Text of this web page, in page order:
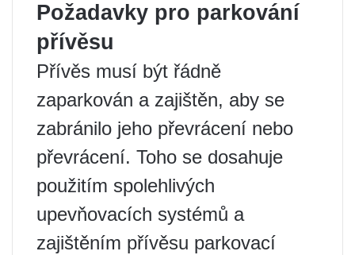
Požadavky pro parkování
přívěsu
Přívěs musí být řádně
zaparkován a zajištěn, aby se
zabránilo jeho převrácení nebo
převrácení. Toho se dosahuje
použitím spolehlivých
upevňovacích systémů a
zajištěním přívěsu parkovací